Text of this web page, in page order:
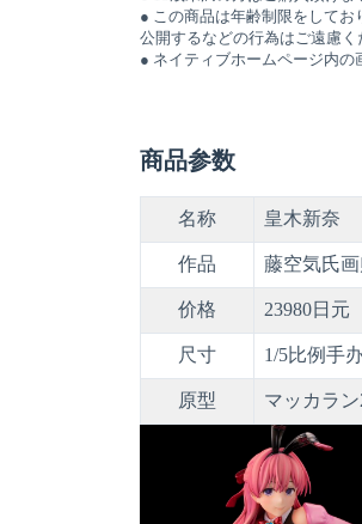
● この商品は年齢制限をしてお
公開するなどの行為はご遠慮く
● ネイティブホームページ内の
商品参数
名称 皇木新奈
作品 藤空気氏画
价格 23980日元
尺寸 1/5比例手
原型 マッカラン